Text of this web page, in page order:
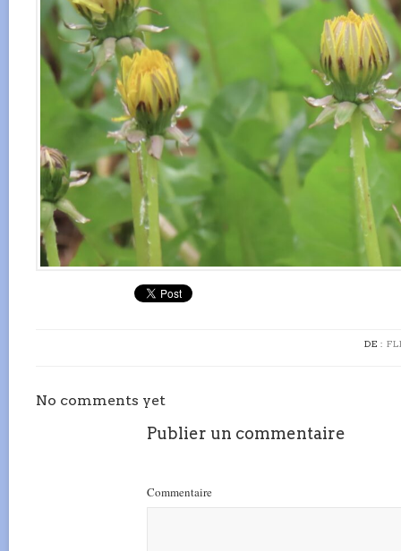
DE :
No comments yet
Publier un commentaire
Commentaire